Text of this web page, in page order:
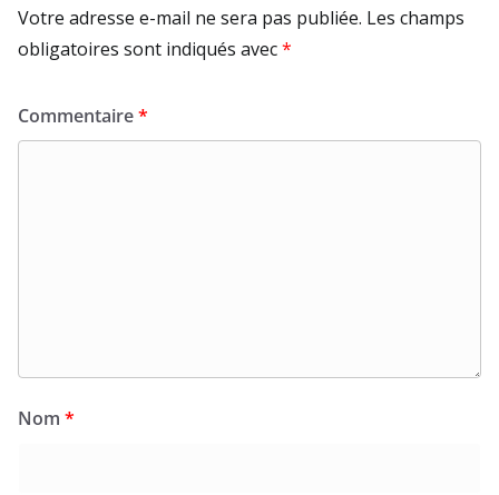
Votre adresse e-mail ne sera pas publiée. Les champs
obligatoires sont indiqués avec*
Commentaire*
Nom *